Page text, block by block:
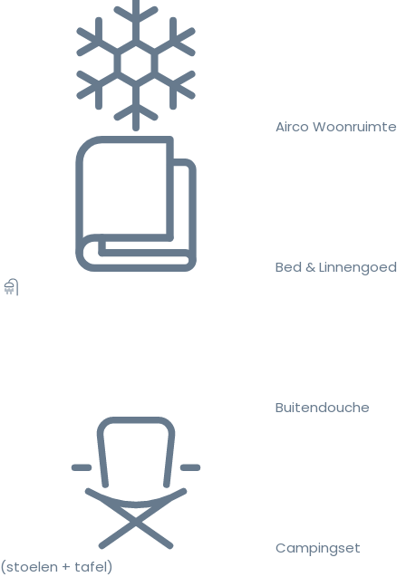
Airco Woonruimte
Bed & Linnengoed
Buitendouche
Campingset
(stoelen + tafel)